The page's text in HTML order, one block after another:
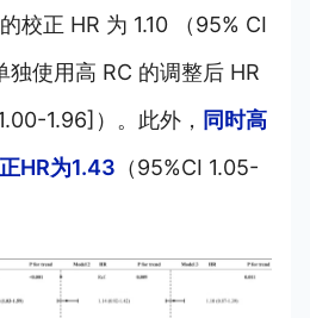
校正 HR 为 1.10 （95% CI
使用高 RC 的调整后 HR
1.96]）。此外， 同时高
HR为1.43 （95%CI 1.05-